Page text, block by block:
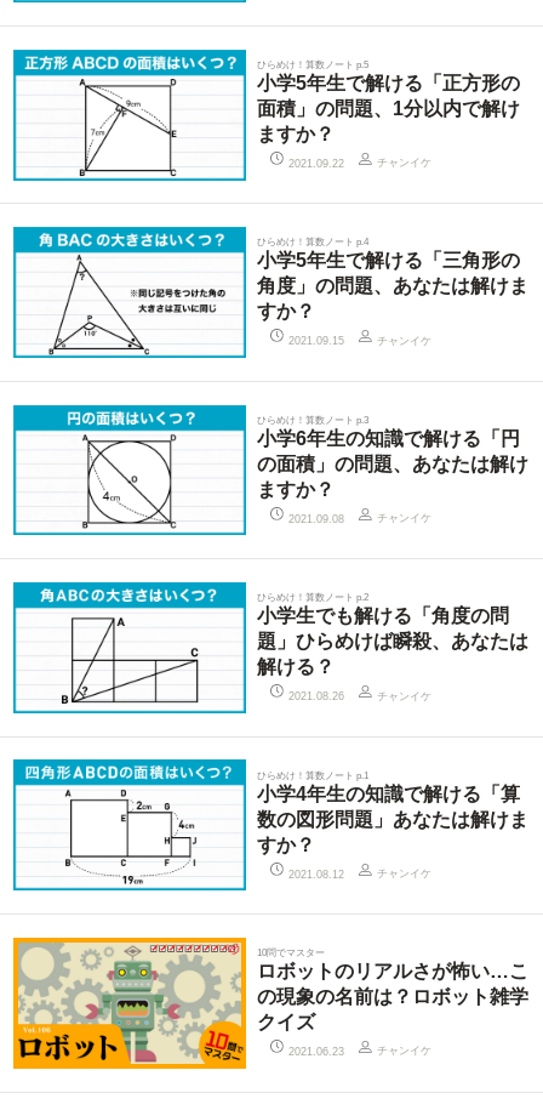
ひらめけ！算数ノート p.5
小学5年生で解ける「正方形の
面積」の問題、1分以内で解け
ますか？
2021.09.22 チャンイケ
ひらめけ！算数ノート p.4
小学5年生で解ける「三角形の
角度」の問題、あなたは解けま
すか？
2021.09.15 チャンイケ
ひらめけ！算数ノート p.3
小学6年生の知識で解ける「円
の面積」の問題、あなたは解け
ますか？
2021.09.08 チャンイケ
ひらめけ！算数ノート p.2
小学生でも解ける「角度の問
題」ひらめけば瞬殺、あなたは
解ける？
2021.08.26 チャンイケ
ひらめけ！算数ノート p.1
小学4年生の知識で解ける「算
数の図形問題」あなたは解けま
すか？
2021.08.12 チャンイケ
10問でマスター
ロボットのリアルさが怖い…こ
の現象の名前は？ロボット雑学
クイズ
2021.06.23 チャンイケ